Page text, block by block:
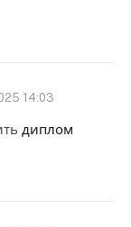
14:03
диплом